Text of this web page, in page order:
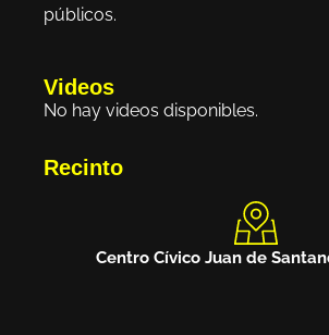
públicos.
Videos
No hay videos disponibles.
Recinto
Centro Cívico Juan de